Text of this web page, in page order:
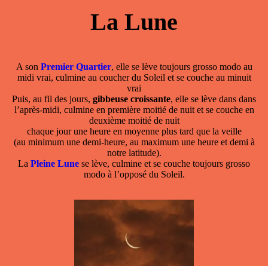
La Lune
A son Premier Quartier, elle se lève toujours grosso modo au
midi vrai, culmine au coucher du Soleil et se couche au minuit
vrai
Puis, au fil des jours, gibbeuse croissante, elle se lève dans dans
l’après-midi, culmine en première moitié de nuit et se couche en
deuxième moitié de nuit
chaque jour une heure en moyenne plus tard que la veille
(au minimum une demi-heure, au maximum une heure et demi à
notre latitude).
La Pleine Lune se lève, culmine et se couche toujours grosso
modo à l’opposé du Soleil.